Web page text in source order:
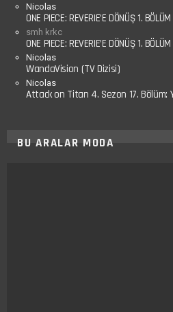
Nicolas
ONE PIECE: REVERIE’E DÖNÜŞ 1. BÖLÜM
smh krkc
ONE PIECE: REVERIE’E DÖNÜŞ 1. BÖLÜM
Nicolas
WandaVision (TV Dizisi)
Nicolas
Attack on Titan 4. Sezon 17. Bölüm:
BU ARALAR MODA